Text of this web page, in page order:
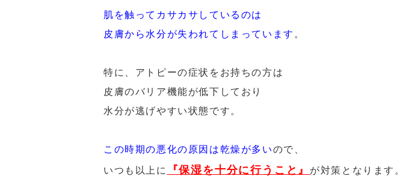
肌を触ってカサカサしているのは
皮膚から水分が失われてしまっています 。
特に、アトピーの症状をお持ちの方は
皮膚のバリア機能が低下しており
水分が逃げやすい状態です。
この時期の悪化の原因は乾燥が多いので、
いつも以上に 『保湿を十分に行うこと』 が対策となります。